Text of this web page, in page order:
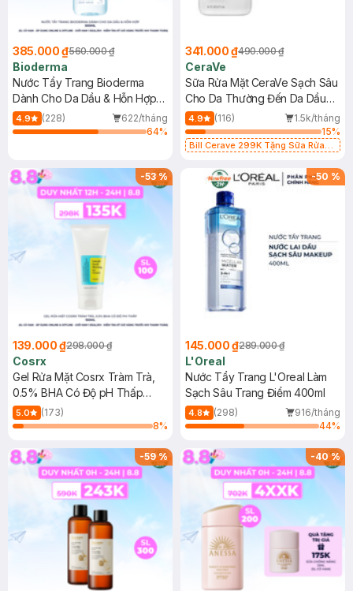
385.000 ₫560.000 ₫
Bioderma
Nước Tẩy Trang Bioderma
Dành Cho Da Dầu & Hỗn Hợp
500ml
4.9 (228)
622/tháng
64%
341.000 ₫490.000 ₫
CeraVe
Sữa Rửa Mặt CeraVe Sạch Sâu
Cho Da Thường Đến Da Dầu
473ml
4.9 (116)
1.5k/tháng
15%
Bill Cerave 299K Tặng Sữa Rửa
-53%
139.000 ₫298.000 ₫
Cosrx
Gel Rửa Mặt Cosrx Tràm Trà,
0.5% BHA Có Độ pH Thấp
150ml
5.0
(173)
8%
-50 %
145.000 ₫289.000 ₫
L'Oreal
Nước Tẩy Trang L'Oreal Làm
Sạch Sâu Trang Điểm 400ml
4.8 (298)
916/tháng
44%
-59% -40%